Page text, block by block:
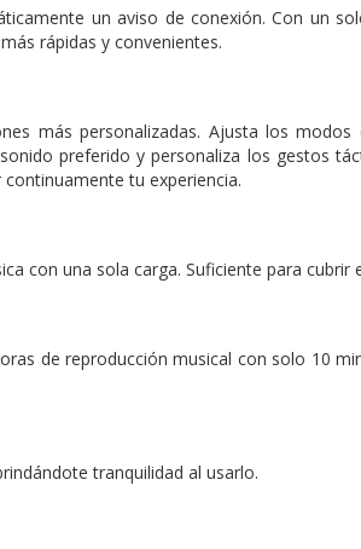
un aviso de conexión. Con un
rápidas y convenientes.
más personalizadas. Ajusta los
preferido y personaliza los gestos
tu experiencia.
con una sola carga. Suficiente para cubrir
de reproducción musical con solo 10
tranquilidad al usarlo.